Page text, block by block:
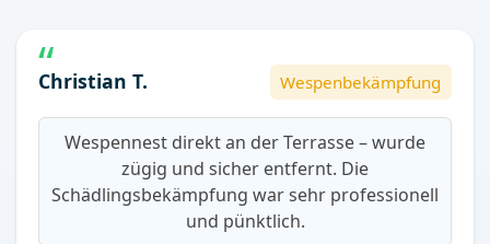
Christian T. Wespenbekämpfung
Wespennest direkt an der Terrasse – wurde
zügig und sicher entfernt. Die
Schädlingsbekämpfung war sehr professionell
und pünktlich.